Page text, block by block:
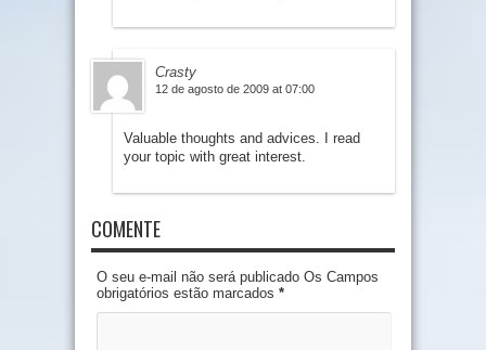
Crasty
12 de agosto de 2009 at 07:00
Valuable thoughts and advices. I read
your topic with great interest.
COMENTE
O seu e-mail não será publicado Os Campos
obrigatórios estão marcados *